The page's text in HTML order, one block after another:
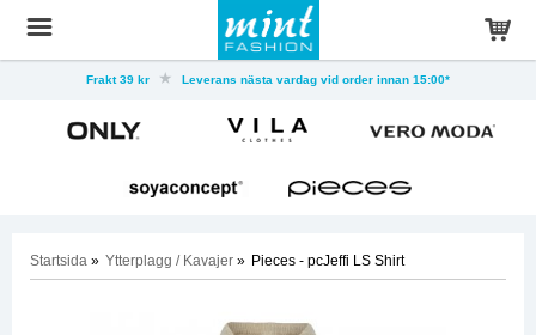
Frakt 39 kr Leverans nästa vardag vid order innan 15:00*
Startsida » Ytterplagg / Kavajer » Pieces - pcJeffi LS Shirt